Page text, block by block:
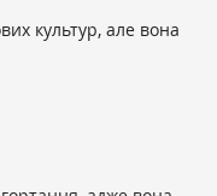
культур, але вона